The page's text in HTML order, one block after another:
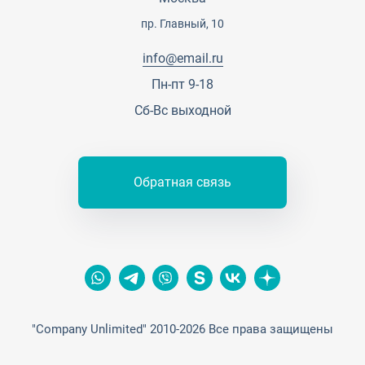
пр. Главный, 10
info@email.ru
Пн-пт 9-18
Сб-Вс выходной
Обратная связь
"Company Unlimited" 2010-2026 Все права защищены